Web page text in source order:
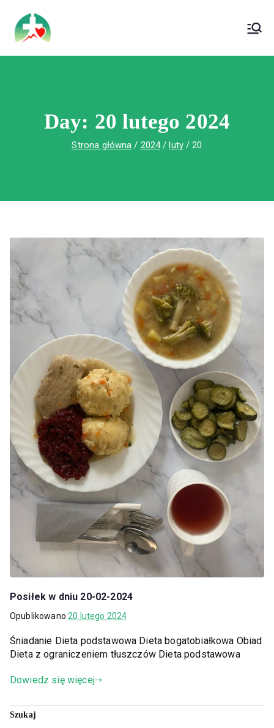
treści
Wojewódzki Szpital Specjalistyczny im.
Św. Rafała w Czerwonej Górze
Day: 20 lutego 2024
Strona główna 2024 luty 20
Posiłek w dniu 20-02-2024
Opublikowano20 lutego 2024
Śniadanie Dieta podstawowa Dieta bogatobiałkowa Obiad
Dieta z ograniczeniem tłuszczów Dieta podstawowa
Dowiedz się więcej
Szukaj